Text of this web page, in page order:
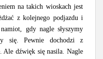
na takich wioskach jest
z kolejnego podjazdu i
gdy nagle słyszymy
się. Pewnie dochodzi z
dźwięk się nasila. Nagle